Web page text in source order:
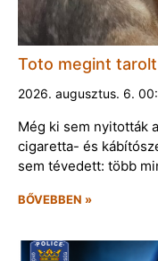
Toto megint
2026. augusztus. 6.
Még ki sem nyitották
cigaretta- és
sem tévedett: több
BŐVEBBEN »